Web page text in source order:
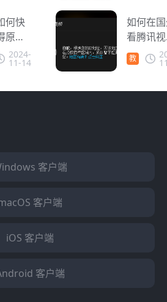
何快
原
外玩
拿捏
2024-
11-14
如何在
看腾讯视
频？海
看过来！
教
客户端
客户端
iOS 客户端
客户端